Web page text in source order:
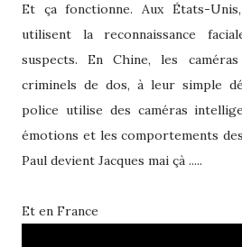
Et ça fonctionne. Aux États-
utilisent la reconnaissance
suspects. En Chine, les
criminels de dos, à leur simple
police utilise des caméras
émotions et les comportements
Paul devient Jacques mai çà .....
Et en France